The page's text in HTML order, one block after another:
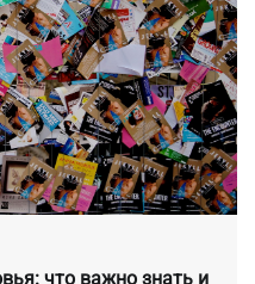
что важно знать и